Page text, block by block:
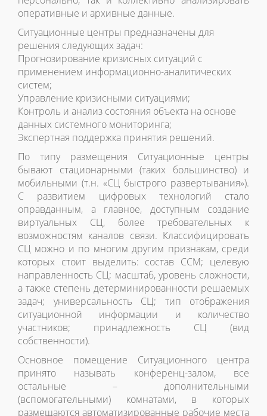
оперативные и архивные данные.
Ситуационные центры предназначены для
решения следующих задач:
Прогнозирование кризисных ситуаций с
применением информационно-аналитических
систем;
Управление кризисными ситуациями;
Контроль и анализ состояния объекта на основе
данных системного мониторинга;
Экспертная поддержка принятия решений.
По типу размещения Ситуационные центры
бывают стационарными (таких большинство) и
мобильными (т.н. «СЦ быстрого развертывания»).
С развитием цифровых технологий стало
оправданным, а главное, доступным создание
виртуальных СЦ, более требовательных к
возможностям каналов связи. Классифицировать
СЦ можно и по многим другим признакам, среди
которых стоит выделить: состав ССМ; целевую
направленность СЦ; масштаб, уровень сложности,
а также степень детерминированности решаемых
задач; универсальность СЦ; тип отображения
ситуационной информации и количество
участников; принадлежность СЦ (вид
собственности).
Основное помещение Ситуационного центра
принято называть конференц-залом, все
остальные – дополнительными
(вспомогательными) комнатами, в которых
размещаются автоматизированные рабочие места